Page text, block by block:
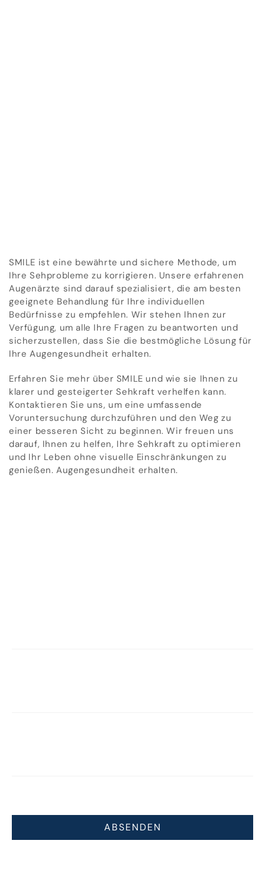
SMILE ist eine bewährte und sichere Methode, um
Ihre Sehprobleme zu korrigieren. Unsere erfahrenen
Augenärzte sind darauf spezialisiert, die am besten
geeignete Behandlung für Ihre individuellen
Bedürfnisse zu empfehlen. Wir stehen Ihnen zur
Verfügung, um alle Ihre Fragen zu beantworten und
sicherzustellen, dass Sie die bestmögliche Lösung für
Ihre Augengesundheit erhalten.
Erfahren Sie mehr über SMILE und wie sie Ihnen zu
klarer und gesteigerter Sehkraft verhelfen kann.
Kontaktieren Sie uns, um eine umfassende
Voruntersuchung durchzuführen und den Weg zu
einer besseren Sicht zu beginnen. Wir freuen uns
darauf, Ihnen zu helfen, Ihre Sehkraft zu optimieren
und Ihr Leben ohne visuelle Einschränkungen zu
genießen. Augengesundheit erhalten.